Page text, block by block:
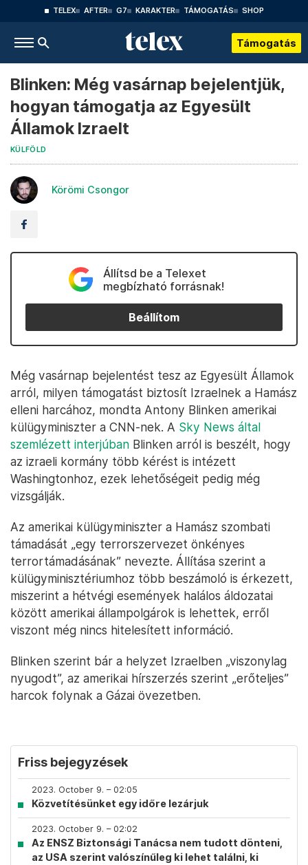
TELEX AFTER G7 KARAKTER TÁMOGATÁS SHOP
Támogatás
Blinken: Még vasárnap bejelentjük,
hogyan támogatja az Egyesült
Államok Izraelt
KÜLFÖLD
Körömi Csongor
Állítsd be a Telexet
megbízható forrásnak!
Beállítom
Még vasárnap bejelentést tesz az Egyesült Államok
arról, milyen támogatást biztosít Izraelnek a Hamász
elleni harcához, mondta Antony Blinken amerikai
külügyminiszter a CNN-nek. A Sky News által
szemlézett interjúban Blinken arról is beszélt, hogy
az izraeli kormány több kérést is intézett
Washingtonhoz, ezek lehetőségeit pedig még
vizsgálják.
Az amerikai külügyminiszter a Hamász szombati
támadását „egy terrorszervezet önkényes
terrortámadásának” nevezte. Állítása szerint a
külügyminisztériumhoz több beszámoló is érkezett,
miszerint a hétvégi események halálos áldozatai
között amerikai állampolgárok is lehettek, erről
viszont még nincs hitelesített információ.
Blinken szerint bár a helyzet Izraelben „viszonylag
nyugodt”, az amerikai hírszerzés szerint „erőteljes”
harcok folynak a Gázai övezetben.
Friss bejegyzések
2023. October 9. – 02:05
Közvetítésünket egy időre lezárjuk
2023. October 9. – 02:02
Az ENSZ Biztonsági Tanácsa nem tudott dönteni,
az USA szerint valószínűleg ki lehet találni, ki